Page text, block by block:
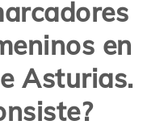
en
Asturias.